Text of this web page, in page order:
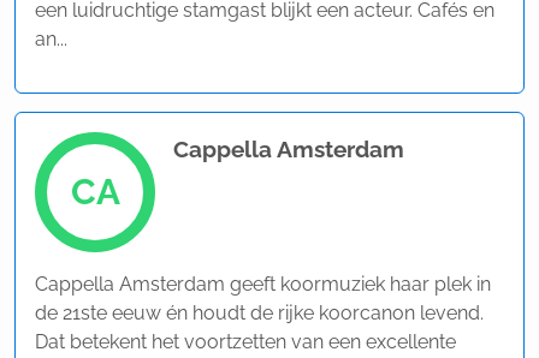
een luidruchtige stamgast blijkt een acteur. Cafés en
an...
CA
Cappella Amsterdam
Cappella Amsterdam geeft koormuziek haar plek in
de 21ste eeuw én houdt de rijke koorcanon levend.
Dat betekent het voortzetten van een excellente